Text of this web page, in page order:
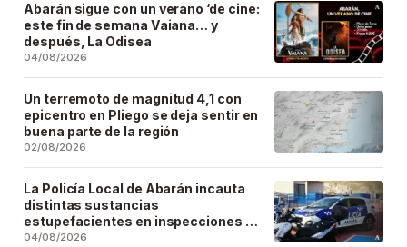
Abarán sigue con un verano ‘de cine:
este fin de semana Vaiana… y
después, La Odisea
04/08/2026
Un terremoto de magnitud 4,1 con
epicentro en Pliego se deja sentir en
buena parte de la región
02/08/2026
La Policía Local de Abarán incauta
distintas sustancias
estupefacientes en inspecciones a
locales públicos del municipio
04/08/2026